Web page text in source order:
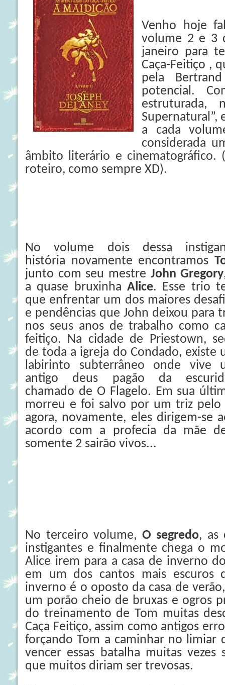
Venho hoje
volume 2 e 3
janeiro para
Caça-Feitiço ,
pela
potencial.
estruturada,
Supernatural”,
a cada
considerada
âmbito literário e cinematográfico.
roteiro, como sempre XD).
No volume dois dessa
história novamente encontramos
junto com seu mestre John Gregory
a quase bruxinha Alice. Esse trio
que enfrentar um dos maiores
e pendências que John deixou para
nos seus anos de trabalho como
feitiço. Na cidade de Priestown,
de toda a igreja do Condado, existe
labirinto subterrâneo onde vive
antigo deus pagão da
chamado de O Flagelo. Em sua
morreu e foi salvo por um triz pelo
agora, novamente, eles dirigem-se
acordo com a profecia da mãe
somente 2 sairão vivos...
No terceiro volume, O segredo, as
instigantes e finalmente chega o
Alice irem para a casa de inverno
em um dos cantos mais escuros
inverno é o oposto da casa de
um porão cheio de bruxas e ogros
do treinamento de Tom muitas
Caça Feitiço, assim como antigos
forçando Tom a caminhar no limiar
vencer essas batalha muitas vezes
que muitos diriam ser trevosas.